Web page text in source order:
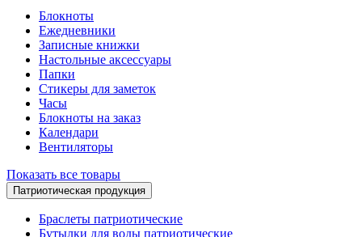
Блокноты
Ежедневники
Записные книжки
Настольные аксессуары
Папки
Стикеры для заметок
Часы
Блокноты на заказ
Календари
Вентиляторы
Показать все товары
Патриотическая продукция
Браслеты патриотические
Бутылки для воды патриотические